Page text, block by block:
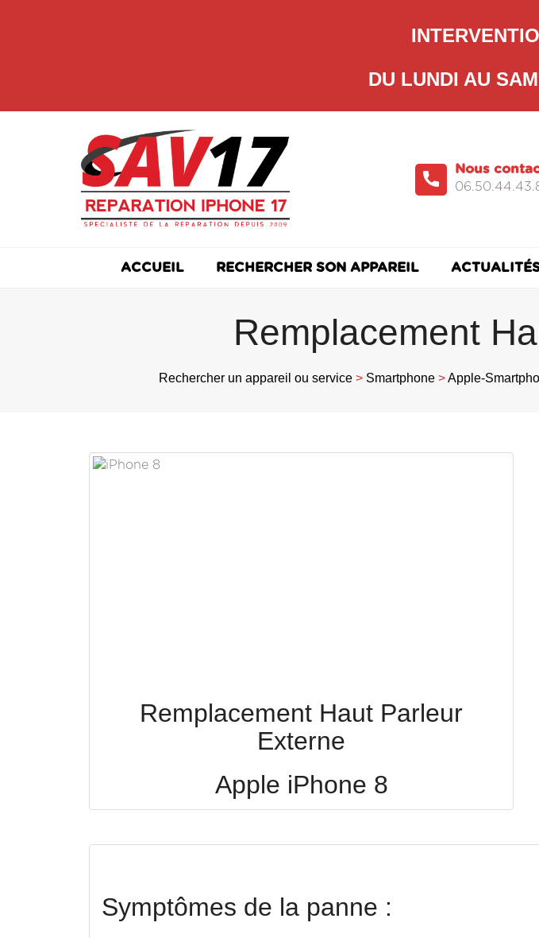
DU LUNDI AU
Nous
ACCUEIL RECHERCHER SON APPAREIL
Remplacement
Rechercher un appareil ou service > Smartphone >Apple-
Remplacement Haut Parleur
Externe
Apple iPhone 8
Symptômes de la panne :